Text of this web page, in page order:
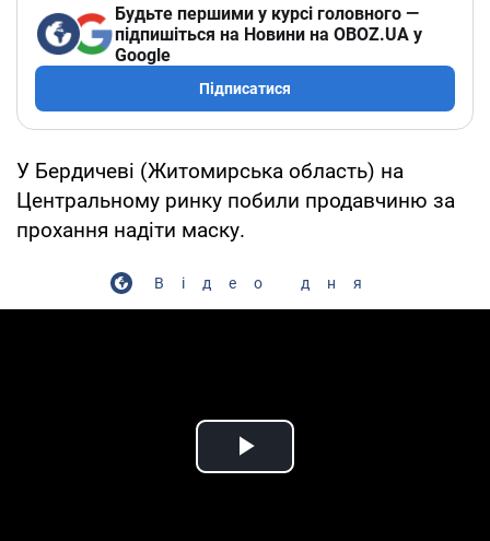
Будьте першими у курсі головного —
підпишіться на Новини на OBOZ.UA у
Google
Підписатися
У Бердичеві (Житомирська область) на
Центральному ринку побили продавчиню за
прохання надіти маску.
Відео дня
Play Video